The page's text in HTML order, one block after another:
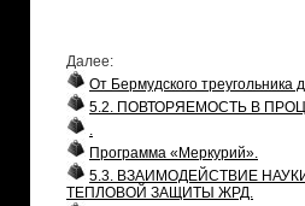
Далее:
От Бермудского треугольника
5.2. ПОВТОРЯЕМОСТЬ В
.
Программа «Меркурий».
5.3. ВЗАИМОДЕЙСТВИЕ
ТЕПЛОВОЙ ЗАЩИТЫ ЖРД.